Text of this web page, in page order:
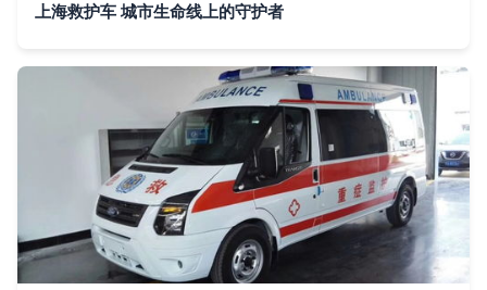
上海救护车 城市生命线上的守护者